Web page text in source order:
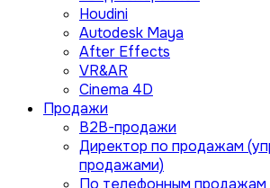
Houdini
Autodesk Maya
After Effects
VR&AR
Cinema 4D
Продажи
B2B-продажи
Директор по продажам
продажами)
По телефонным продажам